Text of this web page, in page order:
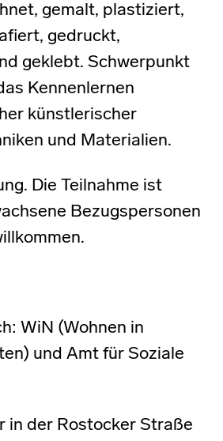
gemalt, plastiziert,
gedruckt,
geklebt. Schwerpunkt
Kennenlernen
künstlerischer
und Materialien.
Die Teilnahme ist
Bezugspersonen
WiN (Wohnen in
und Amt für Soziale
in der Rostocker Straße